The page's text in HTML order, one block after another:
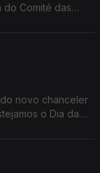
do Comité das
novo chanceler
o Dia da